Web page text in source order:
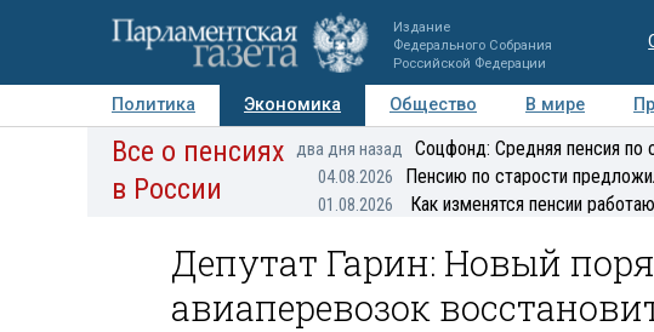
Издание
Федерального Собрания
Российской Федерации
Политика Экономика Общество В мире
Авторы Персоны Мнения Регионы
Все о пенсиях
в России
два дня назад Соцфонд: Средняя пенсия по
04.08.2026 Пенсию по старости
01.08.2026 Как изменятся пенсии
Депутат Гарин: Новый
авиаперевозок